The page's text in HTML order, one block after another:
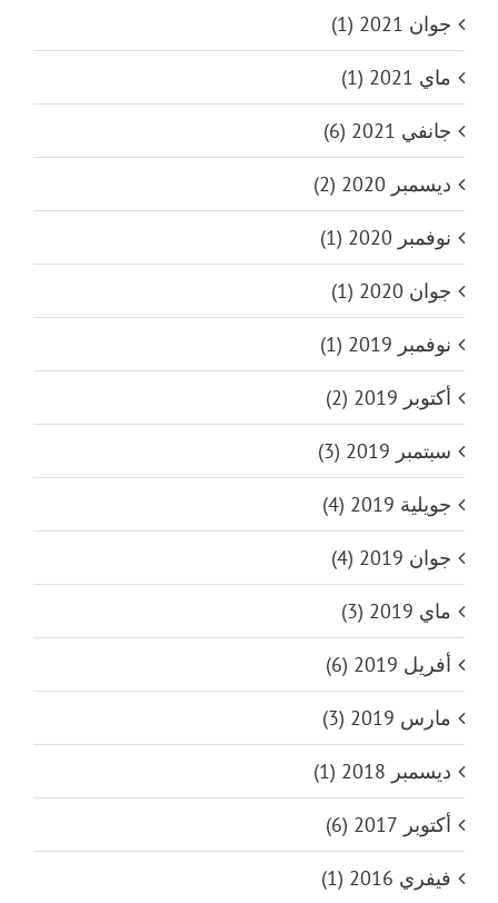
جوان 2021 (1)
ماي 2021 (1)
جانفي 2021 (6)
ديسمبر 2020 (2)
نوفمبر 2020 (1)
جوان 2020 (1)
نوفمبر 2019 (1)
أكتوبر 2019 (2)
سبتمبر 2019 (3)
جويلية 2019 (4)
جوان 2019 (4)
ماي 2019 (3)
أفريل 2019 (6)
مارس 2019 (3)
ديسمبر 2018 (1)
أكتوبر 2017 (6)
فيفري 2016 (1)